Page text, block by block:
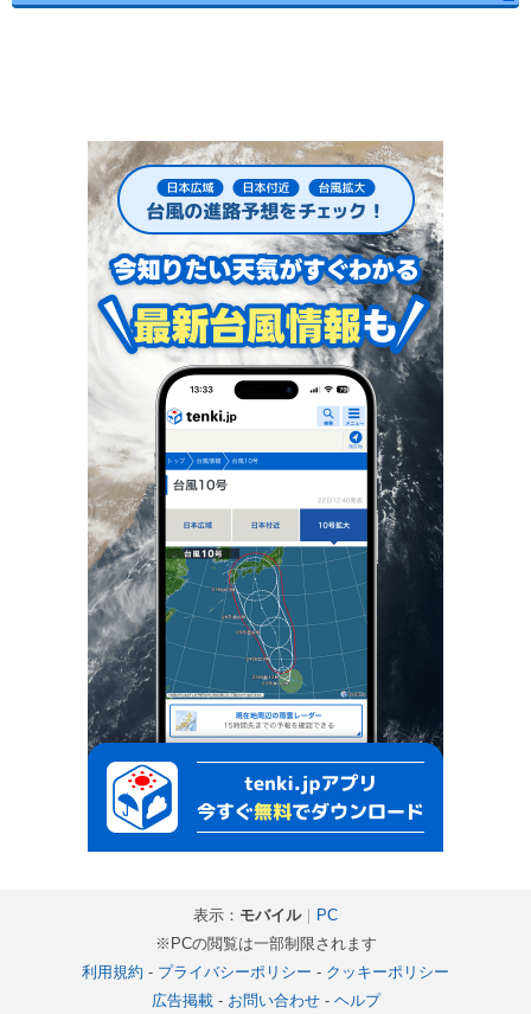
表示： モバイル｜ PC
※PCの閲覧は一部制限されます
利用規約 - プライバシーポリシー - クッキーポリシー
広告掲載- お問い合わせ- ヘルプ